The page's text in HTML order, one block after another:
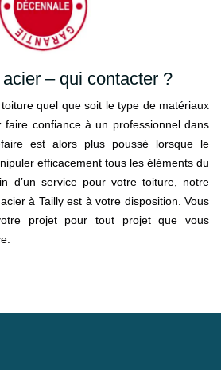
– qui contacter ?
quel que soit le type de matériaux
faire confiance à un professionnel dans
est alors plus poussé lorsque le
efficacement tous les éléments du
d’un service pour votre toiture, notre
à Tailly est à votre disposition. Vous
projet pour tout projet que vous